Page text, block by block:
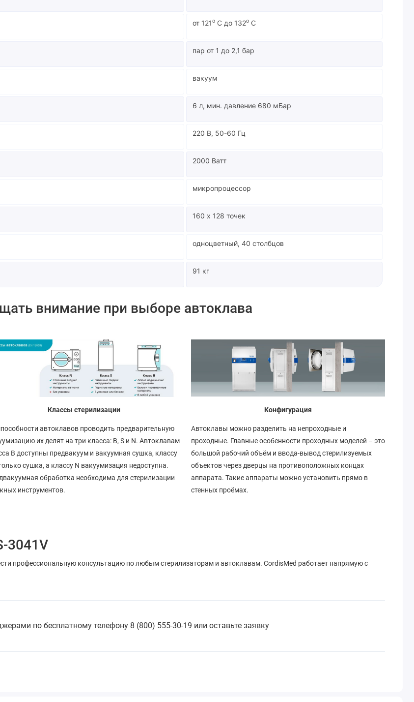
от 121o С до 132o С
пар от 1 до 2,1 бар
вакуум
6 л, мин. давление 680 мБар
220 В, 50-60 Гц
2000 Ватт
микропроцессор
160 х 128 точек
одноцветный, 40 столбцов
91 кг
внимание при выборе автоклава
Классы стерилизации
автоклавов проводить предварительную
их делят на три класса: B, S и N. Автоклавам
B доступны предвакуум и вакуумная сушка, классу
сушка, а классу N вакуумизация недоступна.
обработка необходима для стерилизации
инструментов.
Конфигурация
Автоклавы можно разделить на непроходные и
проходные. Главные особенности проходных моделей – это
большой рабочий объём и ввода-вывод стерилизуемых
объектов через дверцы на противоположных концах
аппарата. Такие аппараты можно установить прямо в
стенных проёмах.
3041V
профессиональную консультацию по любым стерилизаторам и автоклавам. CordisMed работает напрямую с
по бесплатному телефону 8 (800) 555-30-19 или оставьте заявку